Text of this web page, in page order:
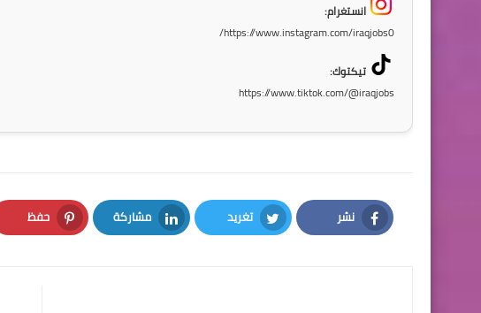
انستغرام:
https://www.instagram.com/iraqjobs0/
تيكتوك:
https://www.tiktok.com/@iraqjobs
نشر
Facebook
تغريد
Twitter
مشاركة
LinkedIn
حفظ
Pinterest